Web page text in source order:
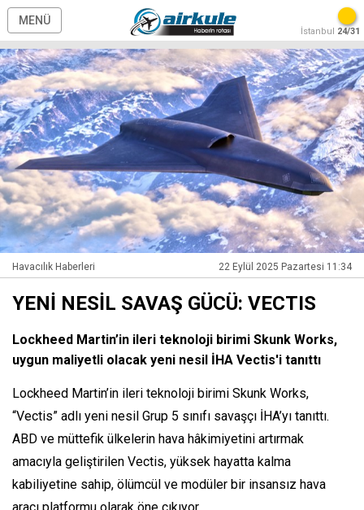
MENÜ
İstanbul 24/31
Havacılık Haberleri 22 Eylül 2025 Pazartesi 11:34
YENİ NESİL SAVAŞ GÜCÜ: VECTIS
Lockheed Martin’in ileri teknoloji birimi Skunk Works,
uygun maliyetli olacak yeni nesil İHA Vectis'i tanıttı
Lockheed Martin’in ileri teknoloji birimi Skunk Works,
“Vectis” adlı yeni nesil Grup 5 sınıfı savaşçı İHA’yı tanıttı.
ABD ve müttefik ülkelerin hava hâkimiyetini artırmak
amacıyla geliştirilen Vectis, yüksek hayatta kalma
kabiliyetine sahip, ölümcül ve modüler bir insansız hava